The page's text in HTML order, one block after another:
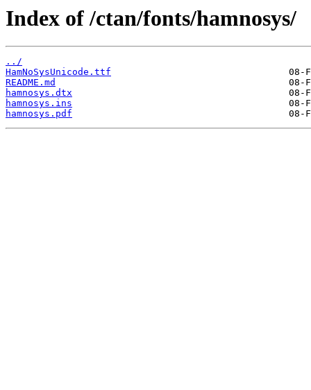
Index of /ctan/fonts/hamnosys/
../
HamNoSysUnicode.ttf
README.md
hamnosys.dtx
hamnosys.ins
hamnosys.pdf